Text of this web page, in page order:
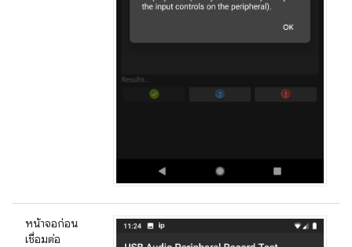
หน้าจอก่อน
เชื่อมต่อ